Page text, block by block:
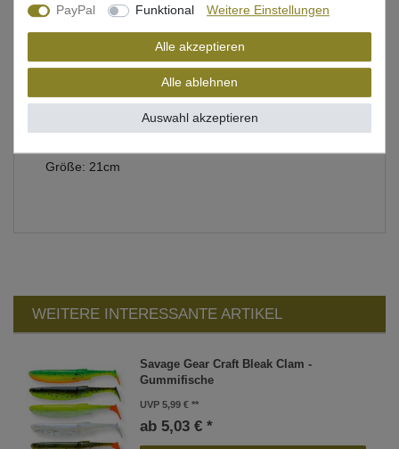
Produktsicherheit
Savage Gear Seitenschneider für das Schneiden von
Stahldrähten und Haken
verstellbare Seiten
Größe: 21cm
WEITERE INTERESSANTE ARTIKEL
Savage Gear Craft Bleak Clam -
Gummifische
UVP 5,99 €
ab 5,03 € *
PayPal
Funktional Weitere Einstellungen
Alle akzeptieren
Alle ablehnen
Auswahl akzeptieren